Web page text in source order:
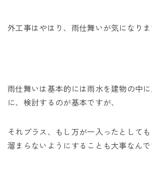
外工事はやはり、雨仕舞いが気になりま
雨仕舞いは基本的には雨水を建物の中に
に、検討するのが基本ですが、
それプラス、もし万が一入ったとして
溜まらないようにすることも大事なんで